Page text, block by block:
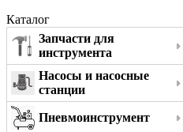
Каталог
Запчасти для
инструмента
Насосы и насосные
станции
Пневмоинструмент